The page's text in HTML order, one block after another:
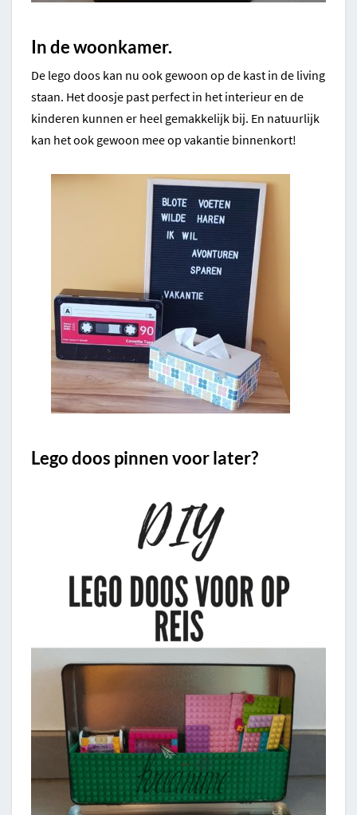
In de woonkamer.
De lego doos kan nu ook gewoon op de kast in de living
staan. Het doosje past perfect in het interieur en de
kinderen kunnen er heel gemakkelijk bij. En natuurlijk
kan het ook gewoon mee op vakantie binnenkort!
Lego doos pinnen voor later?